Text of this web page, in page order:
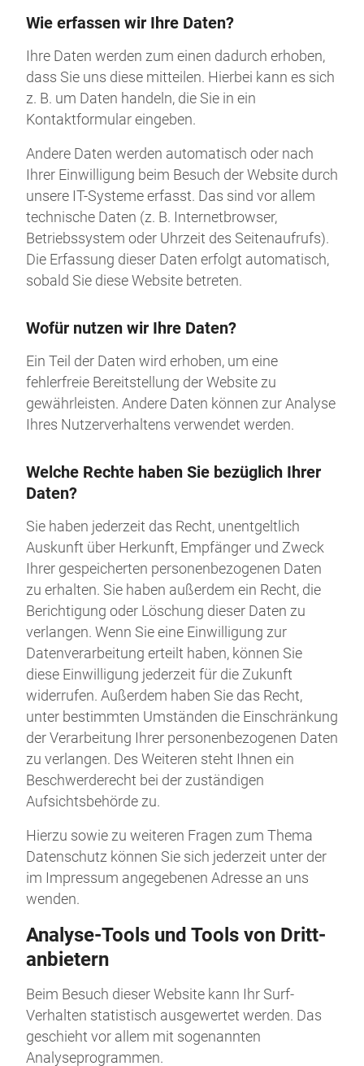
Wie erfassen wir Ihre Daten?
Ihre Daten werden zum einen dadurch erhoben,
dass Sie uns diese mitteilen. Hierbei kann es sich
z. B. um Daten handeln, die Sie in ein
Kontaktformular eingeben.
Andere Daten werden automatisch oder nach
Ihrer Einwilligung beim Besuch der Website durch
unsere IT-Systeme erfasst. Das sind vor allem
technische Daten (z. B. Internetbrowser,
Betriebssystem oder Uhrzeit des Seitenaufrufs).
Die Erfassung dieser Daten erfolgt automatisch,
sobald Sie diese Website betreten.
Wofür nutzen wir Ihre Daten?
Ein Teil der Daten wird erhoben, um eine
fehlerfreie Bereitstellung der Website zu
gewährleisten. Andere Daten können zur Analyse
Ihres Nutzerverhaltens verwendet werden.
Welche Rechte haben Sie bezüglich Ihrer
Daten?
Sie haben jederzeit das Recht, unentgeltlich
Auskunft über Herkunft, Empfänger und Zweck
Ihrer gespeicherten personenbezogenen Daten
zu erhalten. Sie haben außerdem ein Recht, die
Berichtigung oder Löschung dieser Daten zu
verlangen. Wenn Sie eine Einwilligung zur
Datenverarbeitung erteilt haben, können Sie
diese Einwilligung jederzeit für die Zukunft
widerrufen. Außerdem haben Sie das Recht,
unter bestimmten Umständen die Einschränkung
der Verarbeitung Ihrer personenbezogenen Daten
zu verlangen. Des Weiteren steht Ihnen ein
Beschwerderecht bei der zuständigen
Aufsichtsbehörde zu.
Hierzu sowie zu weiteren Fragen zum Thema
Datenschutz können Sie sich jederzeit unter der
im Impressum angegebenen Adresse an uns
wenden.
Analyse-Tools und Tools von Dritt­
anbietern
Beim Besuch dieser Website kann Ihr Surf-
Verhalten statistisch ausgewertet werden. Das
geschieht vor allem mit sogenannten
Analyseprogrammen.